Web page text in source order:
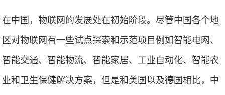
在中国，物联网的发展处在初始阶段。尽管中国各个地
区对物联网有一些试点探索和示范项目例如智能电网、
智能交通、智能物流、智能家居、工业自动化、智能农
业和卫生保健解决方案，但是和美国以及德国相比，中